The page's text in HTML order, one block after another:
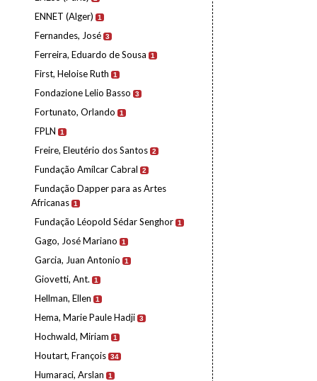
ENNET (Alger) 1
Fernandes, José 3
Ferreira, Eduardo de Sousa 1
First, Heloise Ruth 1
Fondazione Lelio Basso 3
Fortunato, Orlando 1
FPLN 1
Freire, Eleutério dos Santos 2
Fundação Amílcar Cabral 2
Fundação Dapper para as Artes
Africanas 1
Fundação Léopold Sédar Senghor 1
Gago, José Mariano 1
Garcia, Juan Antonio 1
Giovetti, Ant. 1
Hellman, Ellen 1
Hema, Marie Paule Hadji 3
Hochwald, Miriam 1
Houtart, François 34
Humaraci, Arslan 1